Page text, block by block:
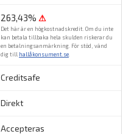
263,43% ⚠
Det här är en högkostnadskredit. Om du inte
kan betala tillbaka hela skulden riskerar du
en betalningsanmärkning. För stöd, vänd
dig till hallåkonsument.se
Creditsafe
Direkt
Accepteras